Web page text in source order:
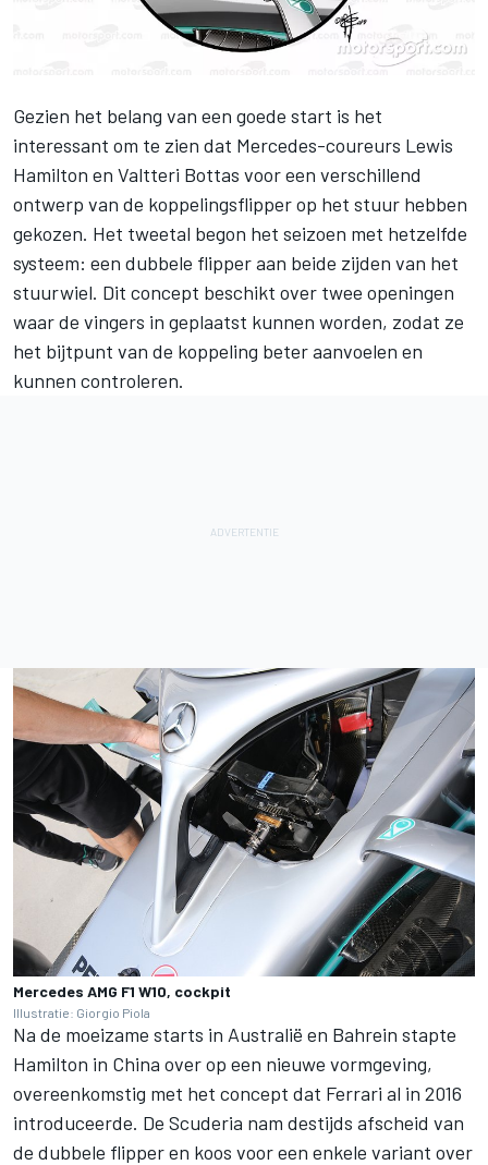
Gezien het belang van een goede start is het
interessant om te zien dat Mercedes-coureurs Lewis
Hamilton en Valtteri Bottas voor een verschillend
ontwerp van de koppelingsflipper op het stuur hebben
gekozen. Het tweetal begon het seizoen met hetzelfde
systeem: een dubbele flipper aan beide zijden van het
stuurwiel. Dit concept beschikt over twee openingen
waar de vingers in geplaatst kunnen worden, zodat ze
het bijtpunt van de koppeling beter aanvoelen en
kunnen controleren.
Mercedes AMG F1 W10, cockpit
Illustratie: Giorgio Piola
Na de moeizame starts in Australië en Bahrein stapte
Hamilton in China over op een nieuwe vormgeving,
overeenkomstig met het concept dat Ferrari al in 2016
introduceerde. De Scuderia nam destijds afscheid van
de dubbele flipper en koos voor een enkele variant over